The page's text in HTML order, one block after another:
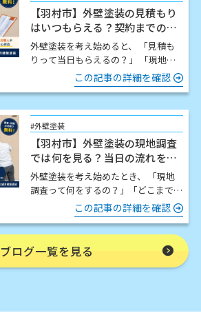
【羽村市】外壁塗装の見積もり
はいつもらえる？契約までの流
れを職人が解説
外壁塗装を考え始めると、 「見積も
りって当日もらえるの？」 「現地調
査したら契約しないといけないの？」
「どんな流れで進…
この記事の詳細を確認
#外壁塗装
【羽村市】外壁塗装の現地調査
では何を見る？当日の流れを職
人が写真付きで解説
外壁塗装を考え始めたとき、 「現地
調査って何をするの？」「どこまで細
かく見てもらえるの？」「時間はどの
くらいかかるの？」 この…
この記事の詳細を確認
ブログ一覧を見る